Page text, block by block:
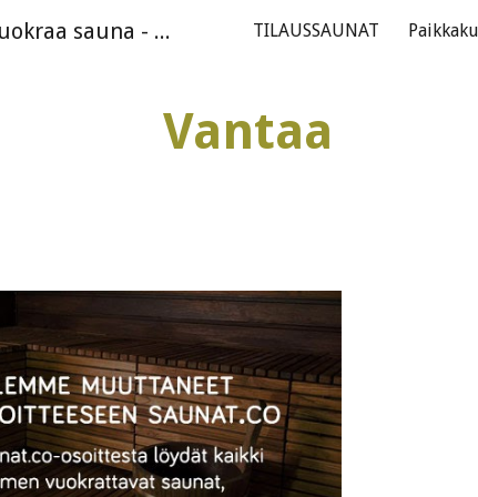
to main content Skip to
Tilaussaunat.com - Vuokraa sauna - Suomen suosituin ilmainen saunasivusto TILAUSSAUNAT
Vantaa